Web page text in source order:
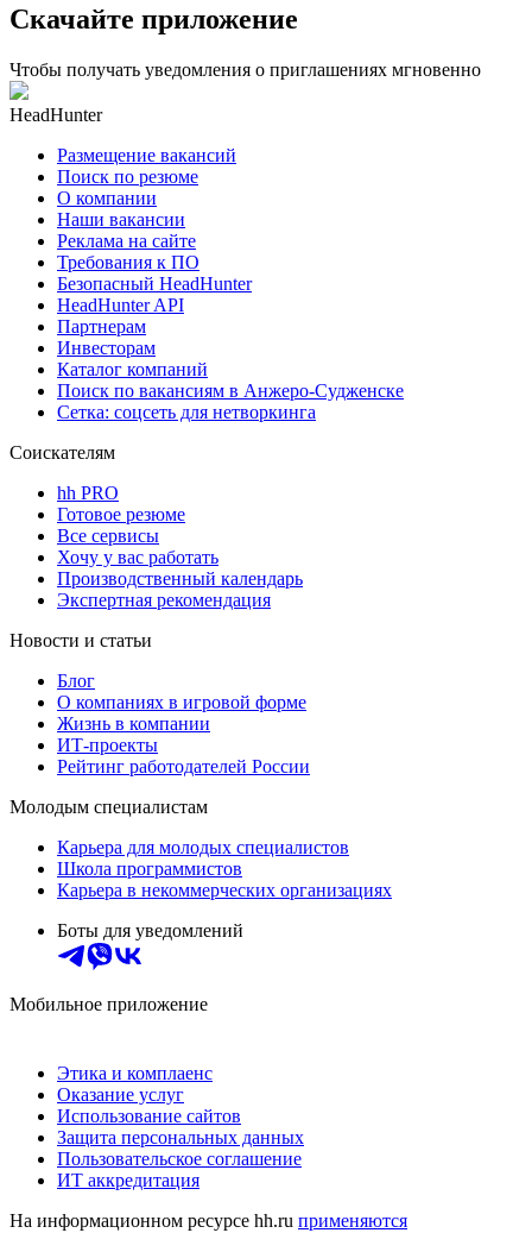
Скачайте приложение
Чтобы получать уведомления о приглашениях мгновенно
HeadHunter
Размещение вакансий
Поиск по резюме
О компании
Наши вакансии
Реклама на сайте
Требования к ПО
Безопасный HeadHunter
HeadHunter API
Партнерам
Инвесторам
Каталог компаний
Поиск по вакансиям в Анжеро-Судженске
Сетка: соцсеть для нетворкинга
Соискателям
hh PRO
Готовое резюме
Все сервисы
Хочу у вас работать
Производственный календарь
Экспертная рекомендация
Новости и статьи
Блог
О компаниях в игровой форме
Жизнь в компании
ИТ-проекты
Рейтинг работодателей России
Молодым специалистам
Карьера для молодых специалистов
Школа программистов
Карьера в некоммерческих организациях
Боты для уведомлений
Мобильное приложение
Этика и комплаенс
Оказание услуг
Использование сайтов
Защита персональных данных
Пользовательское соглашение
ИТ аккредитация
На информационном ресурсе hh.ru применяются